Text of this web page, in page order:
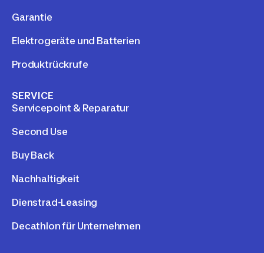
Garantie
Elektrogeräte und Batterien
Produktrückrufe
SERVICE
Servicepoint & Reparatur
Second Use
Buy Back
Nachhaltigkeit
Dienstrad-Leasing
Decathlon für Unternehmen